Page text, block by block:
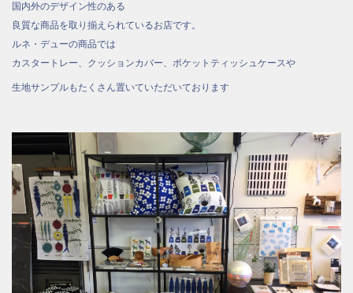
国内外のデザイン性のある
良質な商品を取り揃えられているお店です。
ルネ・デューの商品では
カスタートレー、クッションカバー、ポケットティッシュケースや
生地サンプルもたくさん置いていただいております